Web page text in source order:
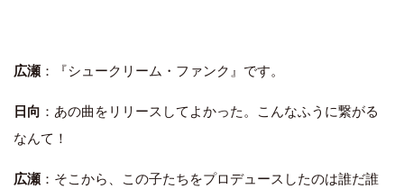
広瀬 ：『シュークリーム・ファンク』です。
日向 ：あの曲をリリースしてよかった。こんなふうに繋がる
なんて！
広瀬 ：そこから、この子たちをプロデュースしたのは誰だ誰